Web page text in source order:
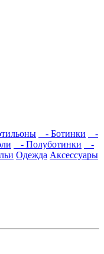
- Ботинки
-
- Полуботинки
-
Одежда Аксессуары